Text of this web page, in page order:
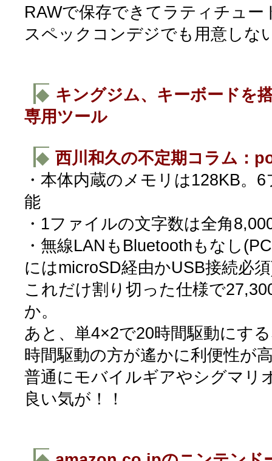
RAWで保存できてラティチュー
スペックコンデジでも用意しな
◆ キングジム、キーボードを
専用ツール
◆ 西川和久の不定期コラム：
・本体内蔵のメモリは128KB。
能
・1ファイルの文字数は全角
・無線LANもBluetoothもなし
にはmicroSD経由かUSB接続必
これだけ割り切った仕様で
か。
あと、単4×2で20時間駆動にす
時間駆動の方が遙かに利便性が
普通にモバイルギアやシグマリ
良い気が！！